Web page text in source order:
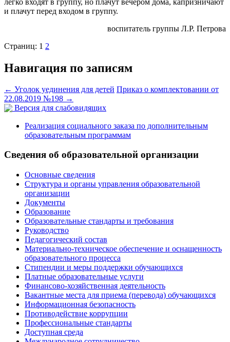
и плачут перед входом в группу.
воспитатель группы Л.Р. Петрова
Страниц: 1 2
Навигация по записям
← Уголок уединения для детей Приказ о комплектовании от
22.08.2019 №198 →
Версия для слабовидящих
Реализация социального заказа по дополнительным
образовательным программам
Сведения об образовательной организации
Основные сведения
Структура и органы управления образовательной
организации
Документы
Образование
Образовательные стандарты и требования
Руководство
Педагогический состав
Материально-техническое обеспечение и оснащенность
образовательного процесса
Стипендии и меры поддержки обучающихся
Платные образовательные услуги
Финансово-хозяйственная деятельность
Вакантные места для приема (перевода) обучающихся
Информационная безопасность
Противодействие коррупции
Профессиональные стандарты
Доступная среда